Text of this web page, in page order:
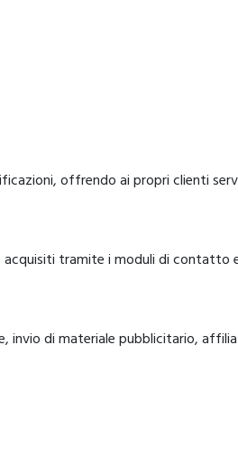
offrendo ai propri clienti
tramite i moduli di
di materiale pubblicitario,